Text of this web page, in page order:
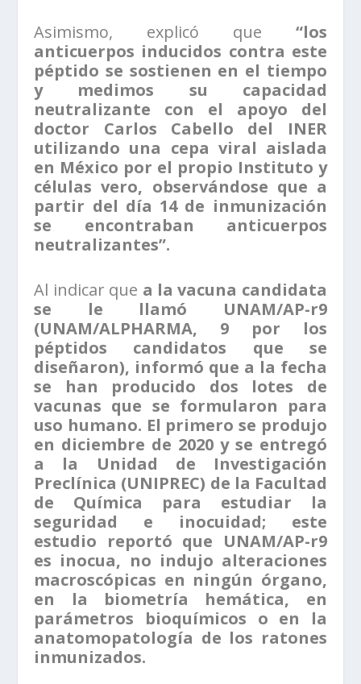
Asimismo, explicó que “los
anticuerpos inducidos contra este
péptido se sostienen en el tiempo
y medimos su capacidad
neutralizante con el apoyo del
doctor Carlos Cabello del INER
utilizando una cepa viral aislada
en México por el propio Instituto y
células vero, observándose que a
partir del día 14 de inmunización
se encontraban anticuerpos
neutralizantes”.
Al indicar que a la vacuna candidata
se le llamó UNAM/AP-r9
(UNAM/ALPHARMA, 9 por los
péptidos candidatos que se
diseñaron), informó que a la fecha
se han producido dos lotes de
vacunas que se formularon para
uso humano. El primero se produjo
en diciembre de 2020 y se entregó
a la Unidad de Investigación
Preclínica (UNIPREC) de la Facultad
de Química para estudiar la
seguridad e inocuidad; este
estudio reportó que UNAM/AP-r9
es inocua, no indujo alteraciones
macroscópicas en ningún órgano,
en la biometría hemática, en
parámetros bioquímicos o en la
anatomopatología de los ratones
inmunizados.